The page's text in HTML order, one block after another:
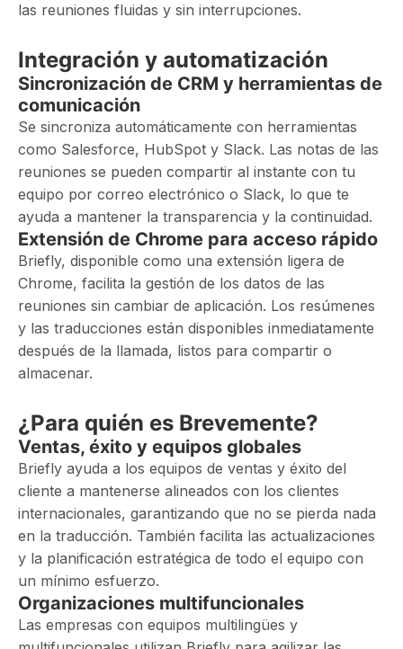
las reuniones fluidas y sin interrupciones.
Integración y automatización
Sincronización de CRM y herramientas de
comunicación
Se sincroniza automáticamente con herramientas
como Salesforce, HubSpot y Slack. Las notas de las
reuniones se pueden compartir al instante con tu
equipo por correo electrónico o Slack, lo que te
ayuda a mantener la transparencia y la continuidad.
Extensión de Chrome para acceso rápido
Briefly, disponible como una extensión ligera de
Chrome, facilita la gestión de los datos de las
reuniones sin cambiar de aplicación. Los resúmenes
y las traducciones están disponibles inmediatamente
después de la llamada, listos para compartir o
almacenar.
¿Para quién es Brevemente?
Ventas, éxito y equipos globales
Briefly ayuda a los equipos de ventas y éxito del
cliente a mantenerse alineados con los clientes
internacionales, garantizando que no se pierda nada
en la traducción. También facilita las actualizaciones
y la planificación estratégica de todo el equipo con
un mínimo esfuerzo.
Organizaciones multifuncionales
Las empresas con equipos multilingües y